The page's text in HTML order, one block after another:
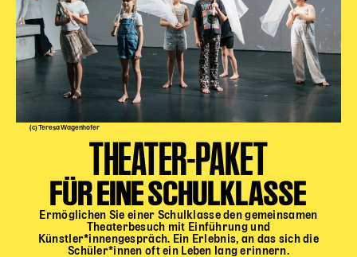
THEATER-PAKET
FÜR EINE SCHULKLASSE
Ermöglichen Sie einer Schulklasse den gemeinsamen
Theaterbesuch mit Einführung und
Künstler*innengespräch. Ein Erlebnis, an das sich die
Schüler*innen oft ein Leben lang erinnern.
(c) Teresa Wagenhofer